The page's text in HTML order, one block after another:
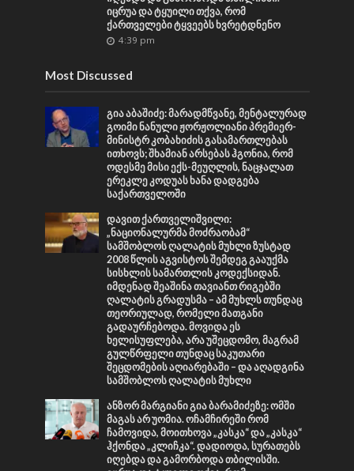
იცრუა და ტყუილი თქვა, რომ
ქართველები ტყვეებს ხვრეტდნენო
4:39 pm
Most Discussed
გია აბაშიძე: მარადმწვანე, მენტალურად
გოიმი ნანული ჟორჟოლიანი პრემიერ-
მინისტრ კობახიძის გასამართლებას
ითხოვს; შხამიან არსებას ჰგონია, რომ
ოდესმე მისი ექს-მეუღლის, ნაცჯალათ
ერეკლე კოდუას ხანა დადგება
საქართველოში
დავით ქართველიშვილი:
„ნაციონალურმა მოძრაობამ“
სამშობლოს ღალატის მუხლი ზუსტად
2008 წლის აგვისტოს შემდეგ გააუქმა
სისხლის სამართლის კოდექსიდან.
იმდენად შეაშინა თავიანთ რიგებში
ღალატის გრადუსმა – ამ მუხლს თუნდაც
თეორიულად, რომელი მათგანი
გადაურჩებოდა. მოვიდა ეს
ხელისუფლება, არა უშეცდომო, მაგრამ
გულწრფელი თუნდაც საკუთარი
შეცდომების აღიარებაში – და აღადგინა
სამშობლოს ღალატის მუხლი
ანზორ მარგიანი გია ბარამიძეზე: ომში
მაგას არ უომია. ოჩამჩირეში რომ
ჩამოვიდა, მოითხოვა „კასკა“ და „კასკა“
ჰქონდა „კლიჩკა“. დადიოდა, სურათებს
იღებდა და გამორბოდა თბილისში.